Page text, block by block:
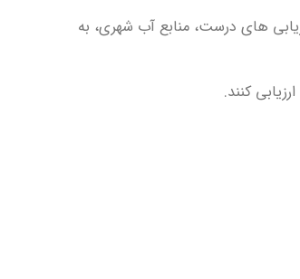
های درست، منابع آب شهری، به
کنند.